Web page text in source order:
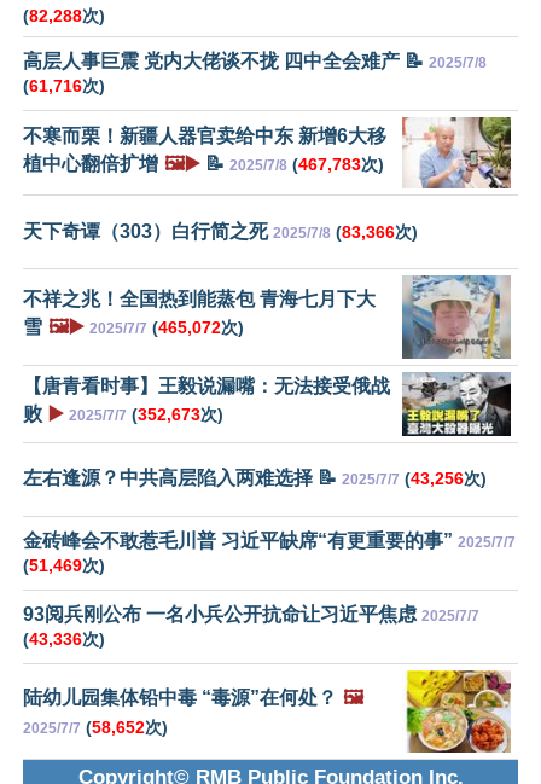
(82,288次)
高层人事巨震 党内大佬谈不拢 四中全会难产 📝 2025/7/8
(61,716次)
不寒而栗！新疆人器官卖给中东 新增6大移
植中心翻倍扩增 🖼️▶️ 📝 2025/7/8 (467,783次)
天下奇谭（303）白行简之死 2025/7/8 (83,366次)
不祥之兆！全国热到能蒸包 青海七月下大
雪 🖼️▶️ 2025/7/7 (465,072次)
【唐青看时事】王毅说漏嘴：无法接受俄战
败 ▶️ 2025/7/7 (352,673次)
左右逢源？中共高层陷入两难选择 📝 2025/7/7 (43,256次)
金砖峰会不敢惹毛川普 习近平缺席“有更重要的事” 2025/7/7
(51,469次)
93阅兵刚公布 一名小兵公开抗命让习近平焦虑 2025/7/7
(43,336次)
陆幼儿园集体铅中毒 “毒源”在何处？ 🖼️
2025/7/7 (58,652次)
Copyright© RMB Public Foundation Inc.